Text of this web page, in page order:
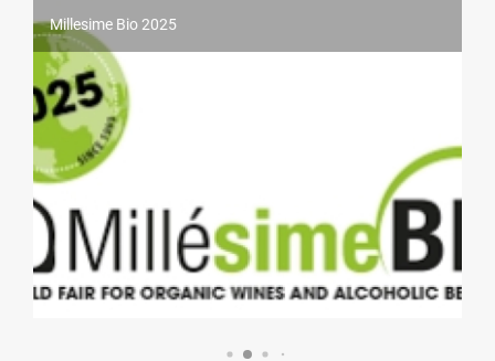
Fermeture estivale du domaine
Millesime Bio 2025